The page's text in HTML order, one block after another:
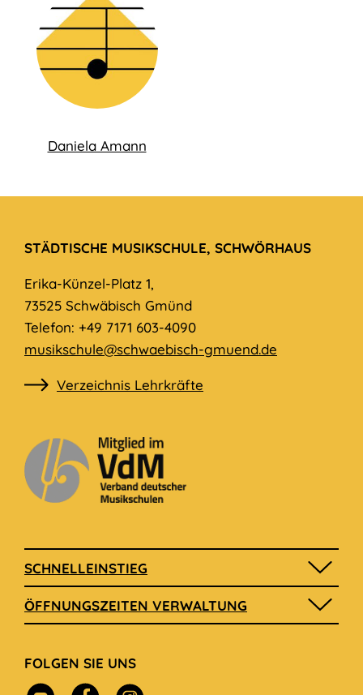
Daniela Amann
STÄDTISCHE MUSIKSCHULE, SCHWÖRHAUS
Erika-Künzel-Platz 1,
73525 Schwäbisch Gmünd
Telefon: +49 7171 603-4090
musikschule@schwaebisch-gmuend.de
Verzeichnis Lehrkräfte
SCHNELLEINSTIEG
ÖFFNUNGSZEITEN VERWALTUNG
FOLGEN SIE UNS